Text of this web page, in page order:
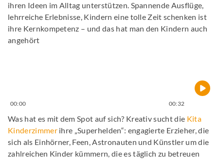
ihren Ideen im Alltag unterstützen. Spannende Ausflüge,
lehrreiche Erlebnisse, Kindern eine tolle Zeit schenken ist
ihre Kernkompetenz – und das hat man den Kindern auch
angehört
00:00 00:32
Was hat es mit dem Spot auf sich? Kreativ sucht die Kita
Kinderzimmerihre „Superhelden“: engagierte Erzieher, die
sich als Einhörner, Feen, Astronauten und Künstler um die
zahlreichen Kinder kümmern, die es täglich zu betreuen